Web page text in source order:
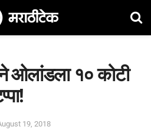
ओलांडला १० कोटी
19, 2018